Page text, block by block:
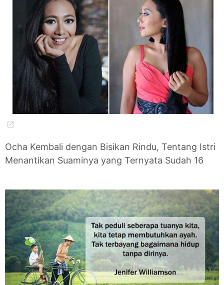
Ocha Kembali dengan Bisikan Rindu, Tentang Istri
Menantikan Suaminya yang Ternyata Sudah 16